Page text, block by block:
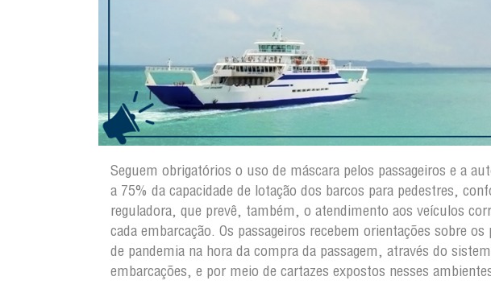
Seguem obrigatórios o uso de máscara pelos passageiros e a
a 75% da capacidade de lotação dos barcos para pedestres,
reguladora, que prevê, também, o atendimento aos veículos
cada embarcação. Os passageiros recebem orientações sobre
de pandemia na hora da compra da passagem, através do
embarcações, e por meio de cartazes expostos nesses